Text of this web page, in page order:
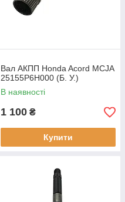
Вал АКПП Honda Acord MCJA
25155P6H000 (Б. У.)
В наявності
1 100 ₴
Купити